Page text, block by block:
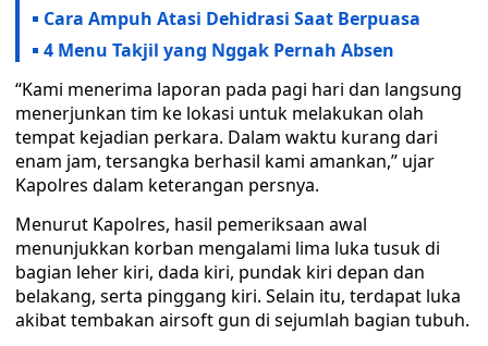
Cara Ampuh Atasi Dehidrasi Saat Berpuasa
4 Menu Takjil yang Nggak Pernah Absen
“Kami menerima laporan pada pagi hari dan langsung
menerjunkan tim ke lokasi untuk melakukan olah
tempat kejadian perkara. Dalam waktu kurang dari
enam jam, tersangka berhasil kami amankan,” ujar
Kapolres dalam keterangan persnya.
Menurut Kapolres, hasil pemeriksaan awal
menunjukkan korban mengalami lima luka tusuk di
bagian leher kiri, dada kiri, pundak kiri depan dan
belakang, serta pinggang kiri. Selain itu, terdapat luka
akibat tembakan airsoft gun di sejumlah bagian tubuh.